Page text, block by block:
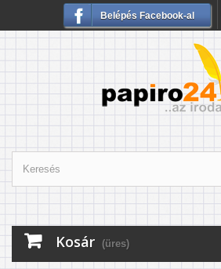
Belépés Facebook-al
Kosár (üres)